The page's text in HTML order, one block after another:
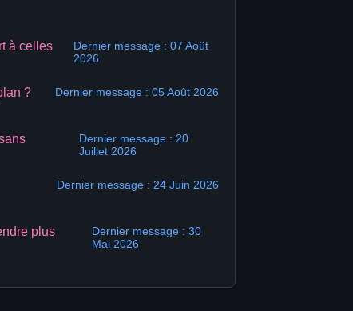
à celles
Dernier message : 07 Août
2026
? Dernier message : 05 Août 2026
Dernier message : 20
Juillet 2026
Dernier message : 24 Juin 2026
plus
Dernier message : 30
Mai 2026